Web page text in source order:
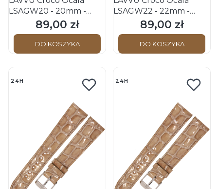
LSAGW20 - 20mm -
BIAŁY - Skórzany pasek
do zegarka
Cena
89,00 zł
DO KOSZYKA
LSAGW22 - 22mm -
BIAŁY - Skórzany pasek
do zegarka
Cena
89,00 zł
DO KOSZYKA
24H 24H